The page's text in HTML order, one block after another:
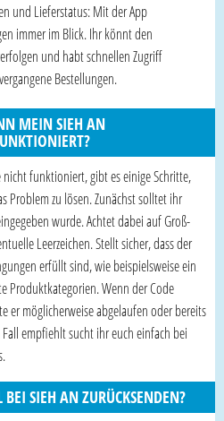
und Lieferstatus: Mit der App
immer im Blick. Ihr könnt den
und habt schnellen Zugriff
Bestellungen.
MEIN SIEH AN
funktioniert, gibt es einige Schritte,
zu lösen. Zunächst solltet ihr
wurde. Achtet dabei auf Groß-
Leerzeichen. Stellt sicher, dass der
erfüllt sind, wie beispielsweise ein
Produktkategorien. Wenn der Code
möglicherweise abgelaufen oder bereits
empfiehlt sucht ihr euch einfach bei
SIEH AN ZURÜCKSENDEN?